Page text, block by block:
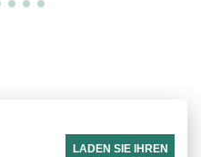
LADEN SIE IHREN